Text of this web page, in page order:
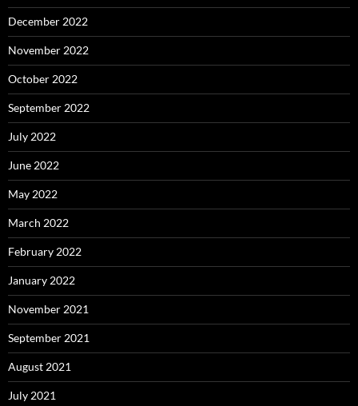
December 2022
November 2022
October 2022
September 2022
July 2022
June 2022
May 2022
March 2022
February 2022
January 2022
November 2021
September 2021
August 2021
July 2021